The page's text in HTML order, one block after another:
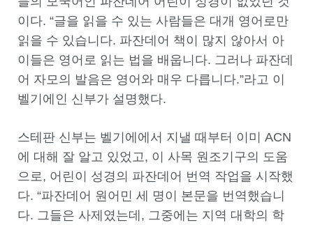
이다. “글을 읽을 수 있는 사람들은 대개 영어로만
읽을 수 있습니다. 파잔데어 책이 많지 않아서 아
이들은 영어로 읽는 법을 배웁니다. 그러나 파잔데
어 자모의 발음은 영어와 매우 다릅니다.”라고 이
벨기에인 신부가 설명했다.
스테판 신부는 벨기에에서 지낼 때부터 이미 ACN
에 대해 잘 알고 있었고, 이 사목 원조기구의 도움
으로, 어린이 성경의 파잔데어 번역 작업을 시작했
다. “파잔데어 원어민 세 명이 본문을 번역했습니
다. 그들은 사제였는데, 그중에는 지역 대학의 학